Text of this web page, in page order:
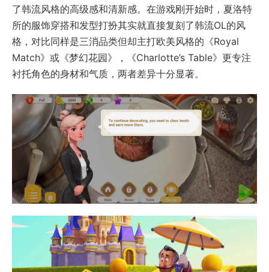
了韩流风格的高级感和清新感。在游戏刚开始时，夏洛特
所的服饰穿搭和发型打扮其实就直接复刻了韩流OL的风
格，对比同样是三消品类但却主打欧美风格的《Royal
Match》或《梦幻花园》，《Charlotte’s Table》更专注
衬托角色的身材和气质，两者差异十分显著。